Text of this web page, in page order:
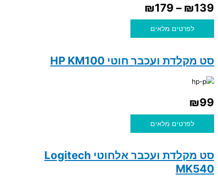
₪139
–
₪179
לפרטים מלאים
סט מקלדת ועכבר חוטי HP KM100
₪99
לפרטים מלאים
סט מקלדת ועכבר אלחוטי Logitech
MK540